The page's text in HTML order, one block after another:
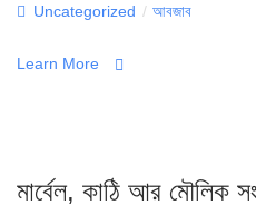
Categories
Uncategorized / আবজাব
Learn More
মার্বেল, কাঠি আর মৌলিক